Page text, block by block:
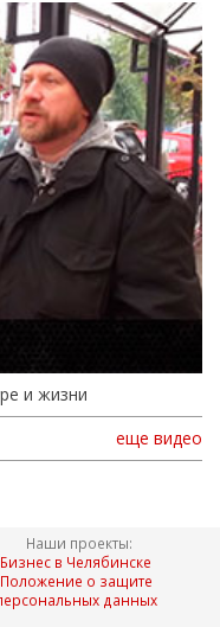
и жизни
еще видео
Наши проекты:
Бизнес в Челябинске
Положение о защите
данных